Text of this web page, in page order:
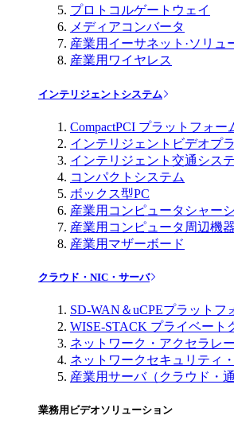
プロトコルゲートウェイ
メディアコンバータ
産業用イーサネット·ソリュ
産業用ワイヤレス
インテリジェントシステム
CompactPCI プラットフォー
インテリジェントビデオプ
インテリジェント交通シス
コンパクトシステム
ボックス型PC
産業用コンピュータシャーシ
産業用コンピュータ周辺機器
産業用マザーボード
クラウド・NIC・サーバ
SD-WAN＆uCPEプラットフ
WISE-STACK プライベート
ネットワーク・アクセラレ
ネットワークセキュリティ
産業用サーバ（クラウド・通
業務用ビデオソリューション